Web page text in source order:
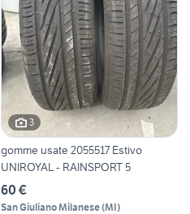
3
gomme usate 2055517 Estivo
UNIROYAL - RAINSPORT 5
60 €
San Giuliano Milanese(MI)